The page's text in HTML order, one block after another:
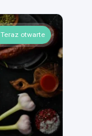
Teraz otwarte